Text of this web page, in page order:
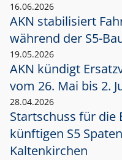
16.06.2026
AKN stabilisiert
während der S5-
19.05.2026
AKN kündigt
vom 26. Mai bis 2.
28.04.2026
Startschuss für die
künftigen S5
Kaltenkirchen